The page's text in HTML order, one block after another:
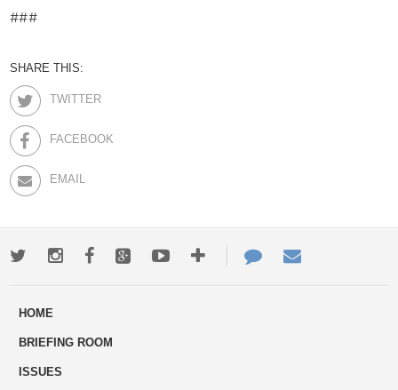
###
SHARE THIS:
TWITTER
FACEBOOK
EMAIL
TwitterInstagramFacebookGoogle+YoutubeMore
ways
Contact
Us
HOME
BRIEFING ROOM
ISSUES